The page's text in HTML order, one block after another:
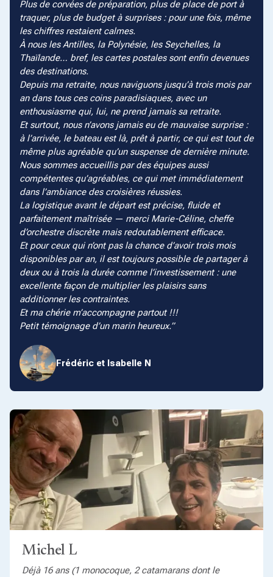
Plus de corvées de préparation, plus de place de port à
traquer, plus de budget à surprises : pour une fois, même
les chiffres restaient calmes.
À nous les Antilles, la Polynésie, les Seychelles, la
Thaïlande… bref, les cartes postales sont enfin devenues
des destinations.
Depuis ma retraite, nous naviguons jusqu’à trois mois par
an dans tous ces coins paradisiaques, avec un
enthousiasme qui, lui, ne prend jamais sa retraite.
Et surtout, nous n’avons jamais eu de mauvaise surprise :
à l’arrivée, le bateau est là, prêt à partir, ce qui est tout de
même plus agréable qu’un suspense de dernière minute.
Nous sommes accueillis par des équipes aussi
compétentes qu’agréables, ce qui met immédiatement
dans l’ambiance des croisières réussies.
La logistique avant le départ est précise, fluide et
parfaitement maîtrisée — merci Marie-Céline, cheffe
d’orchestre discrète mais redoutablement efficace.
Et pour ceux qui n’ont pas la chance d’avoir trois mois
disponibles par an, il est toujours possible de partager à
deux ou à trois la durée comme l’investissement : une
excellente façon de multiplier les plaisirs sans
additionner les contraintes.
Et ma chérie m’accompagne partout !!!
Petit témoignage d’un marin heureux.
Frédéric et Isabelle N
Michel L
Déjà 16 ans (1 monocoque, 2 catamarans dont le